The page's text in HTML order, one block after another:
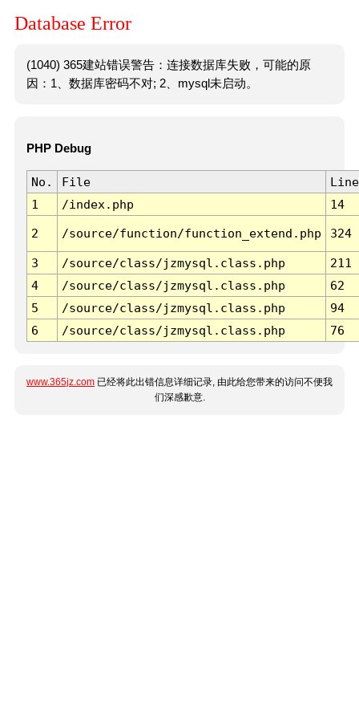
Database Error
(1040) 365建站错误警告：连接数据库失败，可能的原
因：1、数据库密码不对; 2、mysql未启动。
PHP Debug
No. File
Line
1
/index.php 14
2 /source/function/function_extend.php 324
3 /source/class/jzmysql.class.php
211
4
/source/class/jzmysql.class.php
62
5
/source/class/jzmysql.class.php
94
6
/source/class/jzmysql.class.php 76
www.365jz.com 已经将此出错信息详细记录, 由此给您带来的访问不便我
们深感歉意.